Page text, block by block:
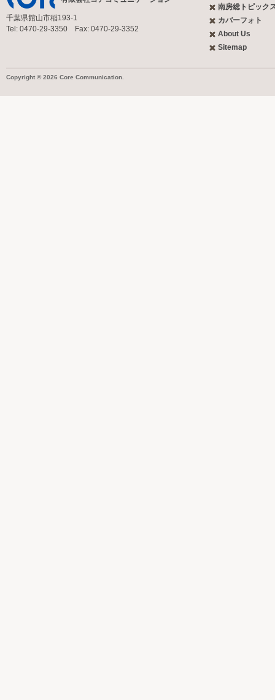
千葉県館山市稲193-1
Tel: 0470-29-3350 Fax: 0470-29-3352
南房総トピック
カバーフォト
About Us
Sitemap
Copyright © 2026 Core Communication.